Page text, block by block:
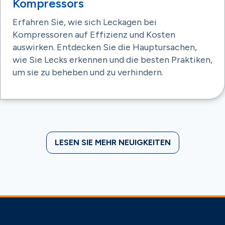
Kompressors
Erfahren Sie, wie sich Leckagen bei
Kompressoren auf Effizienz und Kosten
auswirken. Entdecken Sie die Hauptursachen,
wie Sie Lecks erkennen und die besten Praktiken,
um sie zu beheben und zu verhindern.
LESEN SIE MEHR NEUIGKEITEN